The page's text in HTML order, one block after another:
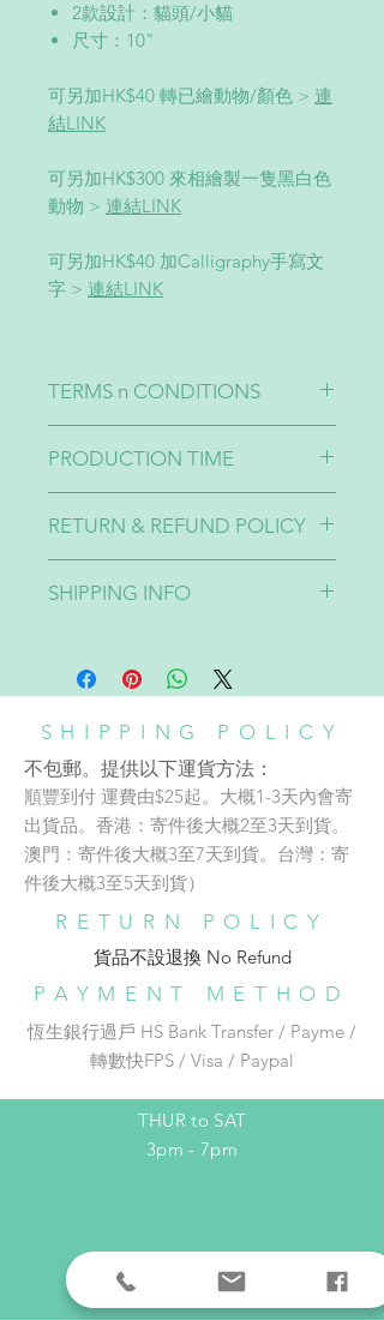
2款設計：貓頭/小貓
尺寸：10"
可另加HK$40 轉已繪動物/顏色 > 連
結LINK
可另加HK$300 來相繪製一隻黑白色
動物 > 連結LINK
可另加HK$40 加Calligraphy手寫文
字 > 連結LINK
TERMS n CONDITIONS
象，故印刷效果會出現10-20%色差
請留意🙏🏽
2-不同貨品來自不同supplier所以製
3-貨品完成貨期有機會不同，如果想
PRODUCTION TIME
weeks.
製作時間大概2-4星期。
RETURN & REFUND POLICY
SHIPPING INFO
A: 順豐到付
運費由$30起。大概1-3天內會寄出貨
貨。澳門：寄件後大概3至7天到
貨。台灣：寄件後大概3至5天到
貨）
B: 852 express 黃色運輸 （只適用於
香港）
品。寄件後大概3-7個工作天送達。
收件地址在以下連結選出：
https://docs.google.com/forms/d/e
Gwnf7SuTC5Pr_pDzqanAcN3wa-
mRA/viewform ）
SHOP/WORKSHOP
Address:
️⛩️銅鑼灣東角Laforet 1 樓137號舖
🚇地鐵銅鑼灣 E 出口步行約 1 分鐘
Phone: 852-96542526
OPENING HOURS
THUR to SAT
3pm - 7pm
HELP
SHIPPING POLICY
不包郵。提供以下運貨方法：
順豐到付 運費由$25起。大概1-3天內會寄
出貨品。香港：寄件後大概2至3天到貨。
澳門：寄件後大概3至7天到貨。台灣：寄
件後大概3至5天到貨）
RETURN POLICY
貨品不設退換 No Refund​
PAYMENT METHOD
恆生銀行過戶 HS Bank Transfer / Payme /
轉數快FPS / Visa / Paypal